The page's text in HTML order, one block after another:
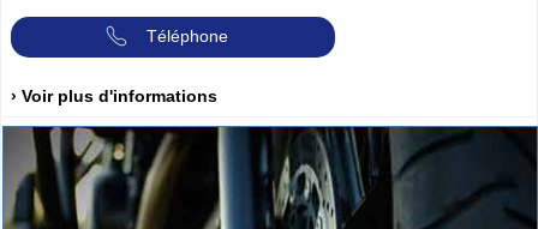
Téléphone
› Voir plus d'informations